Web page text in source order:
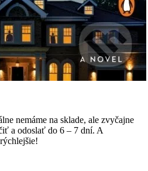
nemáme na sklade, ale zvyčajne
a odoslať do 6 – 7 dní. A